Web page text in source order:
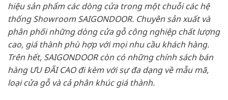
hiệu sản phẩm các dòng cửa trong một chuỗi các hệ
thống Showroom SAIGONDOOR. Chuyên sản xuất và
phân phối những dòng cửa gỗ công nghiệp chất lượng
cao, giá thành phù hợp với mọi nhu cầu khách hàng.
Trên hết, SAIGONDOOR còn có những chính sách bán
hàng ƯU ĐÃI CAO đi kèm với sự đa dạng về mẫu mã,
loại cửa gỗ và cả phân khúc giá thành.